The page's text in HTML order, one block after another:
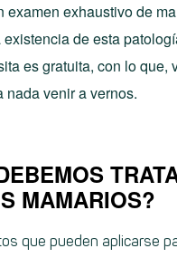
examen exhaustivo de
de esta
es gratuita, con lo que,
nada venir a vernos.
MAMARIOS?
que pueden aplicarse